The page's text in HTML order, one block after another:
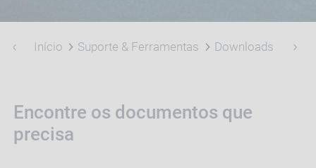
Início Suporte & Ferramentas Downloads
Encontre os documentos que
precisa